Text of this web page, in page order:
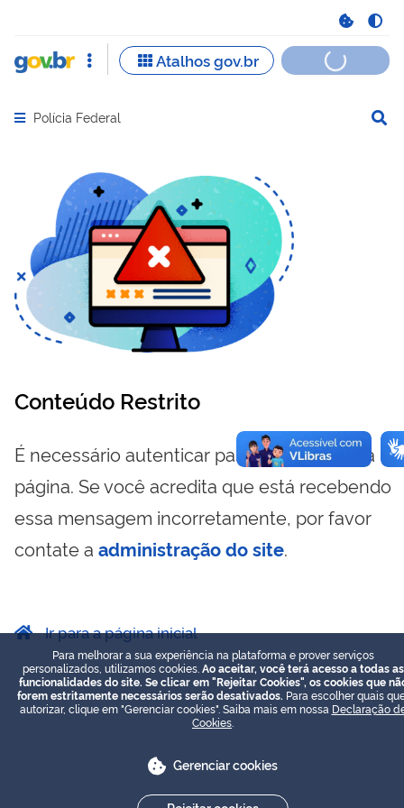
Abrir menu principal de navegação
Polícia Federal
Conteúdo Restrito
É necessário autenticar para visualizar essa
página. Se você acredita que está recebendo
essa mensagem incorretamente, por favor
contate a administração do site.
Ir para a página inicial
Para melhorar a sua experiência na plataforma e prover serviços
personalizados, utilizamos cookies. Ao aceitar, você terá acesso a todas as
funcionalidades do site. Se clicar em "Rejeitar Cookies", os cookies que
forem estritamente necessários serão desativados. Para escolher quais
autorizar, clique em "Gerenciar cookies". Saiba mais em nossa Declaração
Cookies
Gerenciar cookies